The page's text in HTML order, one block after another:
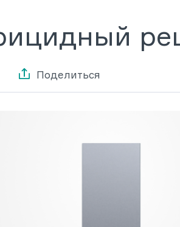
Поделиться